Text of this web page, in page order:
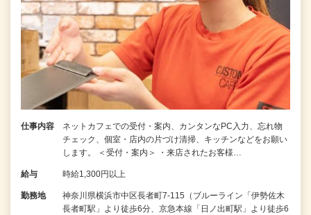
仕事内容
ネットカフェでの受付・案内、カンタンなPC入力、忘れ物
チェック、個室・店内の片づけ清掃、キッチンなどをお願い
します。 ＜受付・案内＞ ・来店されたお客様…
給与 時給1,300円以上
勤務地
神奈川県横浜市中区長者町7-115（ブルーライン「伊勢佐木
長者町駅」より徒歩6分、京急本線「日ノ出町駅」より徒歩6